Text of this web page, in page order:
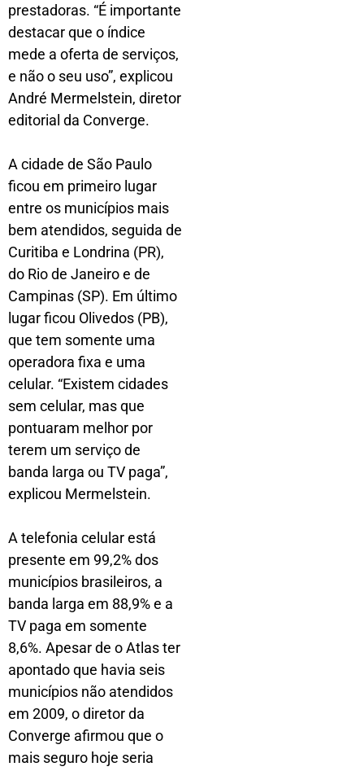
prestadoras. “É importante
destacar que o índice
mede a oferta de serviços,
e não o seu uso”, explicou
André Mermelstein, diretor
editorial da Converge.
A cidade de São Paulo
ficou em primeiro lugar
entre os municípios mais
bem atendidos, seguida de
Curitiba e Londrina (PR),
do Rio de Janeiro e de
Campinas (SP). Em último
lugar ficou Olivedos (PB),
que tem somente uma
operadora fixa e uma
celular. “Existem cidades
sem celular, mas que
pontuaram melhor por
terem um serviço de
banda larga ou TV paga”,
explicou Mermelstein.
A telefonia celular está
presente em 99,2% dos
municípios brasileiros, a
banda larga em 88,9% e a
TV paga em somente
8,6%. Apesar de o Atlas ter
apontado que havia seis
municípios não atendidos
em 2009, o diretor da
Converge afirmou que o
mais seguro hoje seria